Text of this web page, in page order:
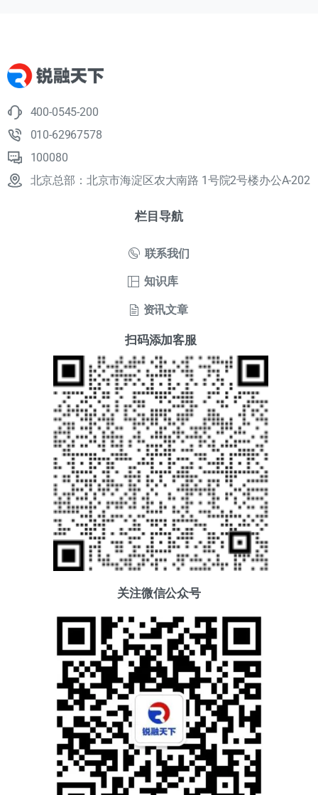
400-0545-200
010-62967578
100080
北京总部：北京市海淀区农大南路 1号院2号楼办公A-202
栏目导航
联系我们
知识库
资讯文章
扫码添加客服
关注微信公众号
添加好友